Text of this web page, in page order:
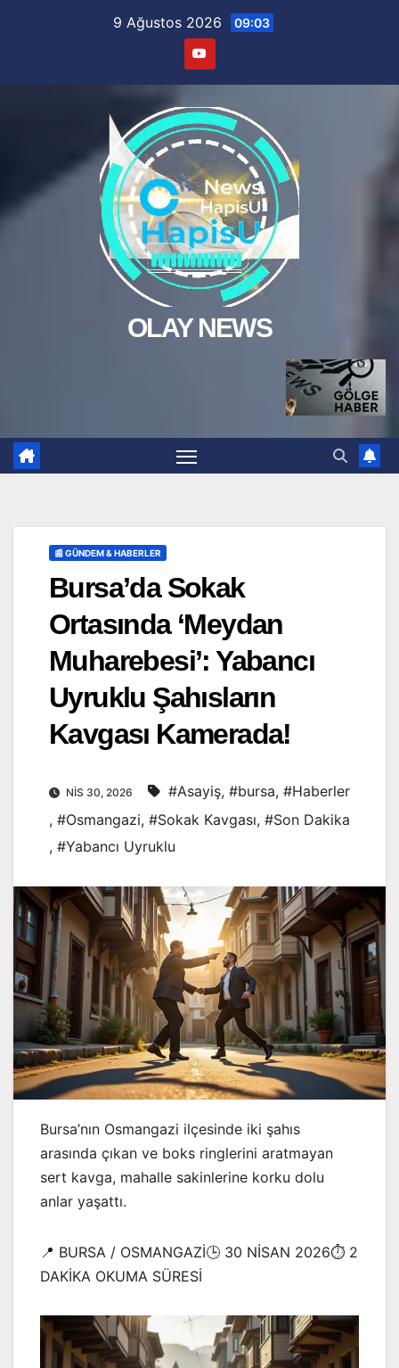
9 Ağustos 2026 09:03
OLAY NEWS
📰 GÜNDEM & HABERLER
Bursa’da Sokak
Ortasında ‘Meydan
Muharebesi’: Yabancı
Uyruklu Şahısların
Kavgası Kamerada!
NIS 30, 2026 #Asayiş, #bursa, #Haberler
, #Osmangazi, #Sokak Kavgası, #Son Dakika
, #Yabancı Uyruklu
Bursa’nın Osmangazi ilçesinde iki şahıs
arasında çıkan ve boks ringlerini aratmayan
sert kavga, mahalle sakinlerine korku dolu
anlar yaşattı.
📍 BURSA / OSMANGAZİ🕒 30 NİSAN 2026⏱️ 2
DAKİKA OKUMA SÜRESİ